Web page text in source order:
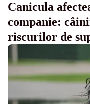
Canicula
companie:
riscurilor de